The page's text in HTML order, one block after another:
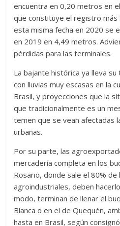
encuentra en 0,20 metros en
que constituye el registro más
esta misma fecha en 2020 se
en 2019 en 4,49 metros.
pérdidas para las terminales.
La bajante histórica ya lleva
con lluvias muy escasas en la
Brasil, y proyecciones que la
que tradicionalmente es un
temen que se vean afectadas
urbanas.
Por su parte, las
mercadería completa en los
Rosario, donde sale el 80%
agroindustriales, deben
modo, terminan de llenar el
Blanca o en el de Quequén,
hasta en Brasil, según consignó